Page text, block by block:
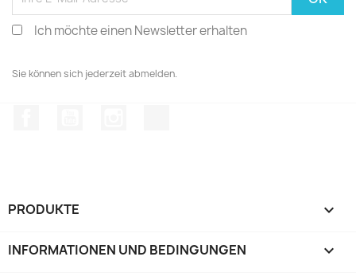
Ich möchte einen Newsletter erhalten
Sie können sich jederzeit abmelden.
PRODUKTE 
INFORMATIONEN UND BEDINGUNGEN 